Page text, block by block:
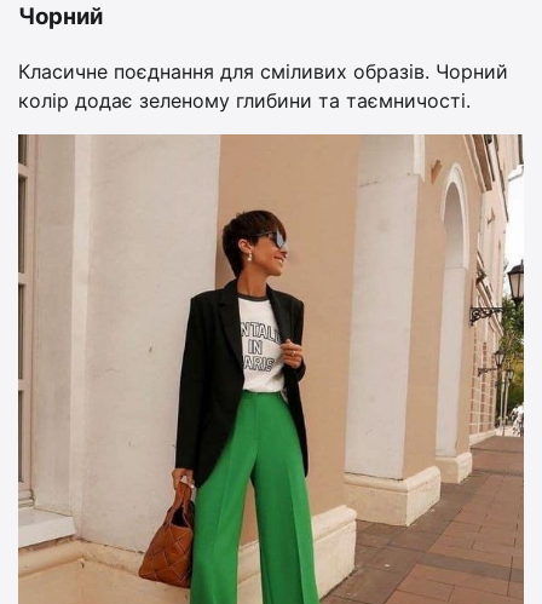
Чорний
Класичне поєднання для сміливих образів. Чорний
колір додає зеленому глибини та таємничості.